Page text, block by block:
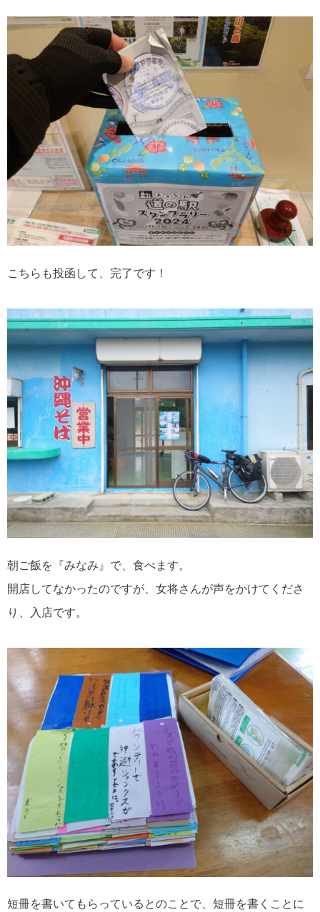
こちらも投函して、完了です！
朝ご飯を『みなみ』で、食べます。
開店してなかったのですが、女将さんが声をかけてくださ
り、入店です。
短冊を書いてもらっているとのことで、短冊を書くことに